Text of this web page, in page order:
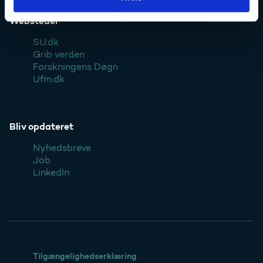
Websteder
SU.dk
Grib verden
Forskningens Døgn
Ufm.dk
Bliv opdateret
Nyhedsbreve
Job
LinkedIn
Tilgængelighedserklæring